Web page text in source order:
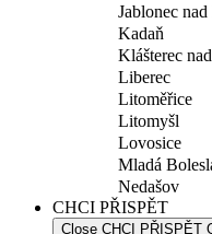
Jablonec
Kadaň
Klášterec
Liberec
Litoměřice
Litomyšl
Lovosice
Mladá
Nedašov
CHCI PŘISPĚT
Close CHCI PŘISPĚT